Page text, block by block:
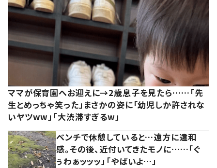
ママが保育園へお迎えに→2歳息子を見たら……「先
生とめっちゃ笑った」まさかの姿に「幼児しか許されな
いヤツww」「大渋滞すぎるw」
ベンチで休憩していると…遠方に違和
感。その後、近付いてきたモノに……「ぐ
ぅわぁッッッ」「やばいよ…」